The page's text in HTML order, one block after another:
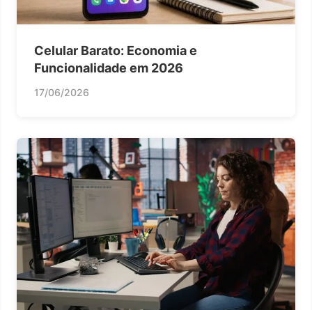
Celular Barato: Economia e
Funcionalidade em 2026
17/06/2026